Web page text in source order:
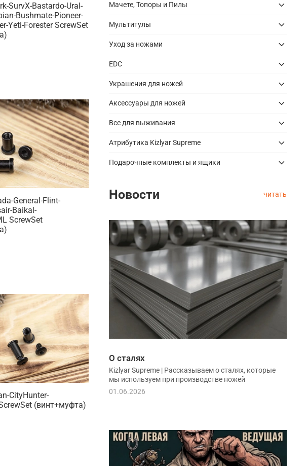
SurvX-Bastardo-Ural-
Bushmate-Pioneer-
Yeti-Forester ScrewSet
General-Flint-
Baikal-
ScrewSet
CityHunter-
(винт+муфта)
Мачете, Топоры и Пилы
Мультитулы
Уход за ножами
EDC
Украшения для ножей
Аксессуары для ножей
Все для выживания
Атрибутика Kizlyar Supreme
Подарочные комплекты и ящики
Новости читать
О сталях
Kizlyar Supreme | Рассказываем о сталях, которые
мы используем при производстве ножей
01.06.2026